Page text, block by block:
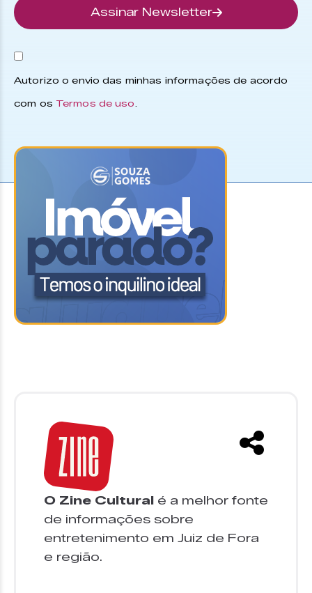
Assinar Newsletter
Autorizo o envio das minhas informações de acordo
com os Termos de uso.
O Zine Cultural é a melhor fonte
de informações sobre
entretenimento em Juiz de Fora
e região.